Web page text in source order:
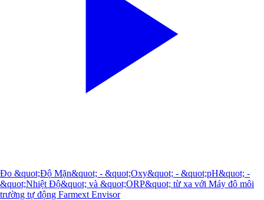
Đo &quot;Độ Mặn&quot; - &quot;Oxy&quot; - &quot;pH&quot; -
&quot;Nhiệt Độ&quot; và &quot;ORP&quot; từ xa với Máy đô môi
trường tự động Farmext Envisor